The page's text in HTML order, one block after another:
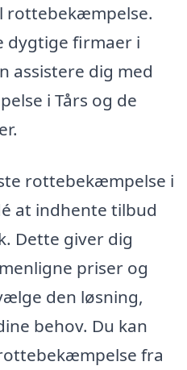
rottebekæmpelse.
dygtige firmaer i
assistere dig med
i Tårs og de
rottebekæmpelse i
at indhente tilbud
Dette giver dig
priser og
den løsning,
behov. Du kan
fra